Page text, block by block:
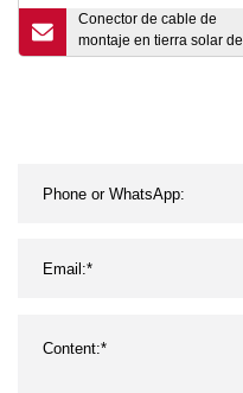
Conector de cable de
montaje en tierra solar de
aluminio fotovoltaico